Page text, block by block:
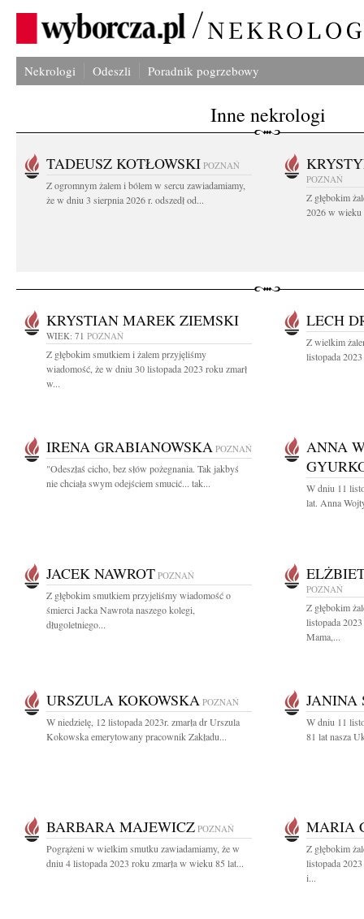
Nekrologi Odeszli Poradnik pogrzebowy
Inne nekrologi
TADEUSZ KOTŁOWSKI POZNAŃ
Z ogromnym żalem i bólem w sercu zawiadamiamy,
że w dniu 3 sierpnia 2026 r. odszedł od...
POZNAŃ
Z głębokim
2026 w wieku
KRYSTIAN MAREK ZIEMSKI
WIEK: 71 POZNAŃ
Z głębokim smutkiem i żalem przyjęliśmy
wiadomość, że w dniu 30 listopada 2023 roku zmarł
w...
LECH
Z wielkim
listopada
IRENA GRABIANOWSKA POZNAŃ
"Odeszłaś cicho, bez słów pożegnania. Tak jakbyś
nie chciała swym odejściem smucić... tak...
ANNA
W dniu 11
lat. Anna
JACEK NAWROT POZNAŃ
Z głębokim smutkiem przyjeliśmy wiadomość o
śmierci Jacka Nawrota naszego kolegi,
długoletniego...
POZNAŃ
Z głębokim
listopada
Mama,...
URSZULA KOKOWSKA POZNAŃ
W niedzielę, 12 listopada 2023r. zmarła dr Urszula
Kokowska emerytowany pracownik Zakładu...
JANINA
W dniu 11
81 lat nasza
BARBARA MAJEWICZ POZNAŃ
Pogrążeni w wielkim smutku zawiadamiamy, że w
dniu 4 listopada 2023 roku zmarła w wieku 85 lat...
MARIA
Z głębokim
listopada
i...